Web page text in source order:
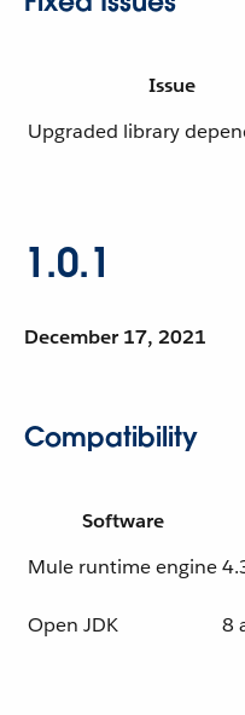
Issue
Upgraded library
1.0.1
December 17, 2021
Compatibility
Software
Mule runtime engine
Open JDK 8